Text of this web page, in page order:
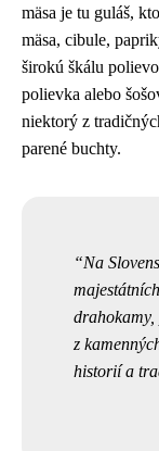
mäsa je tu guláš,
mäsa, cibule,
širokú škálu
polievka alebo
niektorý z
parené buchty.
Na
z
historií a